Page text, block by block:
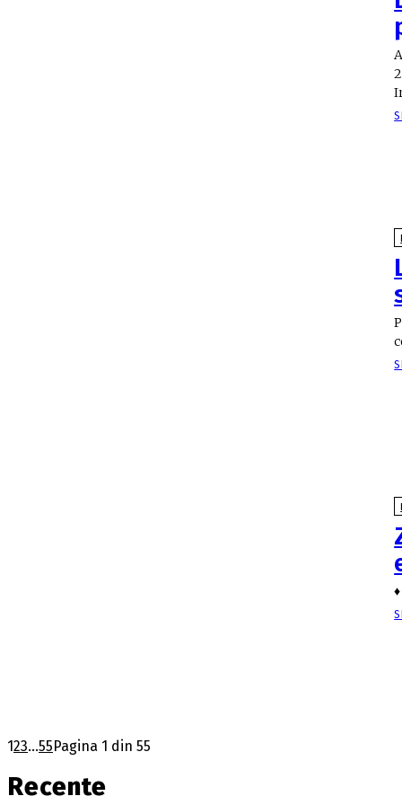
123...55Pagina 1 din 55
Recente